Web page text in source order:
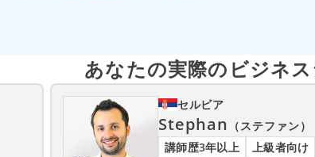
あなたの実際のビジネ
セルビア
Stephan （ステファン）
講師歴3年以上
上級者向け